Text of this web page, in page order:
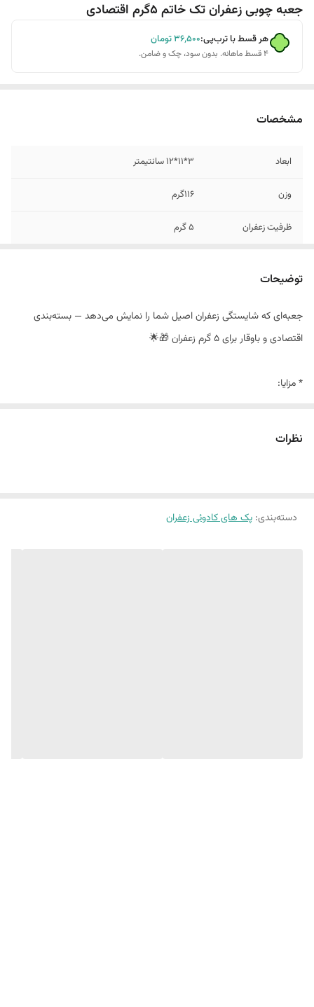
جعبه چوبی زعفران تک خاتم 5گرم اقتصادی
هر قسط با ترب‌پی:۳۶٬۵۰۰تومان
۴ قسط ماهانه. بدون سود، چک و ضامن.
مشخصات
ابعاد 3*11*12 سانتیمتر
وزن 116گرم
ظرفیت زعفران 5 گرم
کسب اطلاعات بیشتر
توضیحات
جعبه‌ای که شایستگی زعفران اصیل شما را نمایش می‌دهد — بسته‌بندی
اقتصادی و باوقار برای 5 گرم زعفران 🎁🌟
* مزایا:
نظرات
دسته‌بندی: پک های کادوئی زعفران